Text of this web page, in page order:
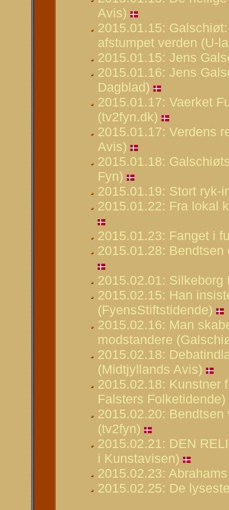
Avis)
2015.01.15:
afstumpet verden (U-
2015.01.15: Jens
2015.01.16: Jens
Dagblad)
2015.01.17: Vaerket
(tv2fyn.dk)
2015.01.17: Verdens
Avis)
2015.01.18:
Fyn)
2015.01.19: Stort ryk-
2015.01.22: Fra lokal
2015.01.23: Fanget i
2015.01.28: Bendtsen
2015.02.01: Silkeborg
2015.02.15: Han
(FyensStiftstidende)
2015.02.16: Man
modstandere
2015.02.18:
(Midtjyllands Avis)
2015.02.18: Kunstner
Falsters Folketidende)
2015.02.20:
(tv2fyn)
2015.02.21: DEN
i Kunstavisen)
2015.02.23:
2015.02.25: De